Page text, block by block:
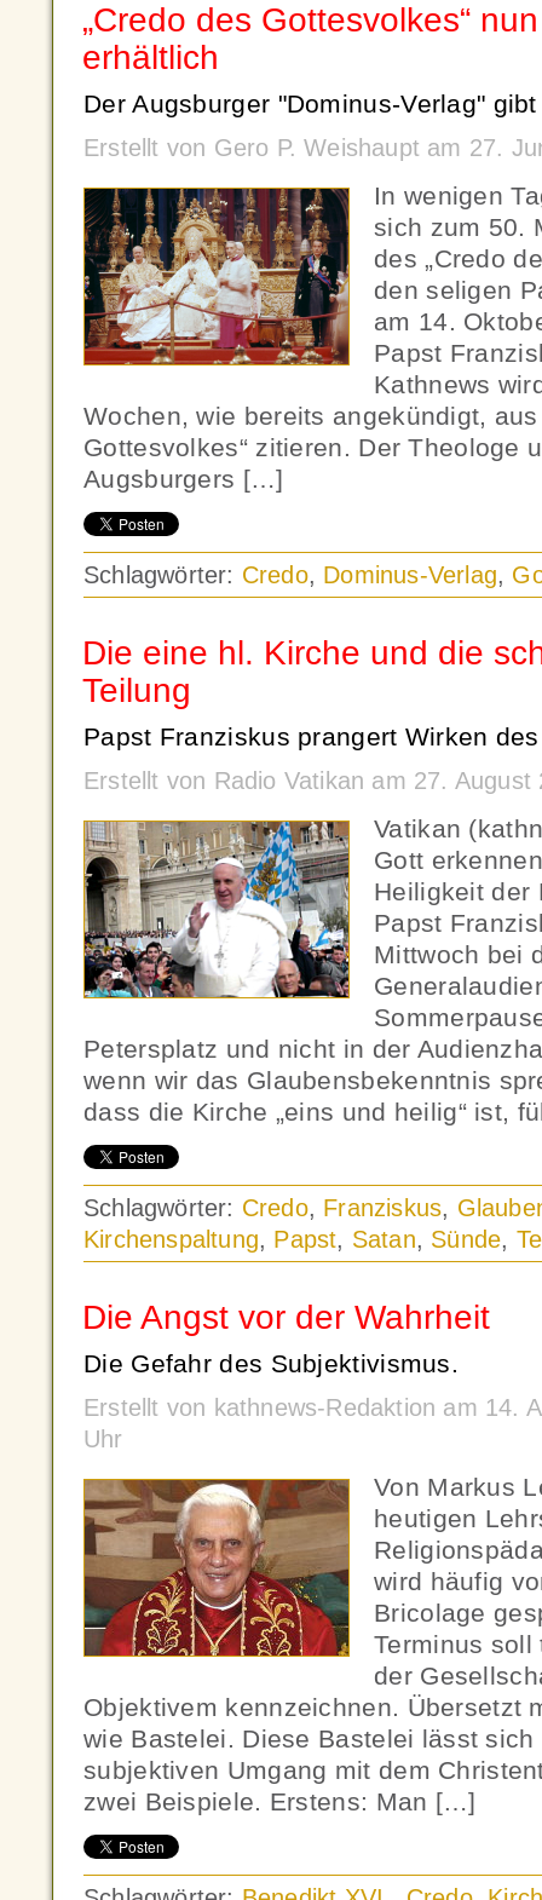
„Credo des Gottesvolkes“
erhältlich
Der Augsburger "Dominus-Verlag"
Erstellt von Gero P. Weishaupt am 27.
In wenigen
sich zum 50.
des „Credo
den seligen
am 14.
Papst
Kathnews
Wochen, wie bereits angekündigt,
Gottesvolkes“ zitieren. Der Theologe
Augsburgers […]
Schlagwörter: Credo, Dominus-Verlag,
Die eine hl. Kirche und die
Teilung
Papst Franziskus prangert Wirken
Erstellt von Radio Vatikan am 27.
Vatikan
Gott
Heiligkeit der
Papst
Mittwoch bei
Petersplatz und nicht in der
wenn wir das Glaubensbekenntnis
dass die Kirche „eins und heilig“ ist,
Schlagwörter: Credo, Franziskus,
Kirchenspaltung, Papst, Satan, Sünde,
Die Angst vor der Wahrheit
Die Gefahr des Subjektivismus.
Erstellt von kathnews-Redaktion am 14.
Uhr
Von Markus
heutigen
wird häufig
Bricolage
Terminus soll
der
Objektivem kennzeichnen. Übersetzt
wie Bastelei. Diese Bastelei lässt
subjektiven Umgang mit dem
zwei Beispiele. Erstens: Man […]